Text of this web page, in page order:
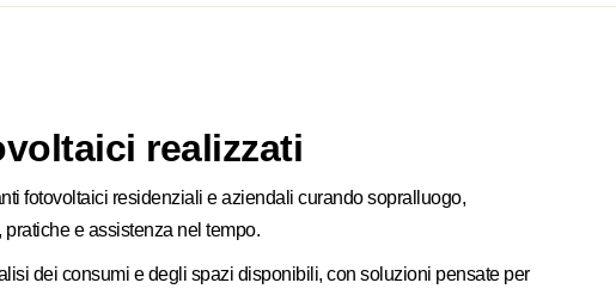
realizzati
fotovoltaici residenziali e aziendali curando sopralluogo,
e assistenza nel tempo.
dei consumi e degli spazi disponibili, con soluzioni pensate per